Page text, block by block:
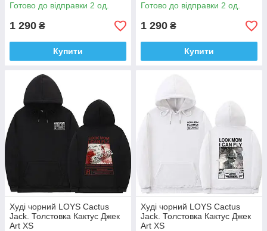
Готово до відправки 2 од.
1 290 ₴
Купити
Готово до відправки 2 од.
1 290 ₴
Купити
Худі чорний LOYS Cactus
Jack. Толстовка Кактус Джек
Art XS
Худі чорний LOYS Cactus
Jack. Толстовка Кактус Джек
Art XS